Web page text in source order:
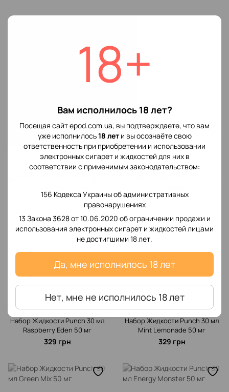
18+
Вам исполнилось 18 лет?
Посещая сайт epod.com.ua, вы подтверждаете, что вам
уже исполнилось18 лети вы осознаёте свою
ответственность при приобретении и использовании
электронных сигарет и жидкостей для них в
соответствии с применимым законодательством:
156 Кодекса Украины об административных
правонарушениях
13 Закона 3628 от 10.06.2020 об ограничении продажи и
использования электронных сигарет и жидкостей лицами
не достигшими 18 лет.
Да, мне исполнилось 18 лет
Нет, мне не исполнилось 18 лет
Набор Жидкости Punch 30 мл
X-Mint 50 мг
329 грн
Набор Жидкости Punch 30 мл
Sour Berries 50 мг
329 грн
Набор Жидкости Punch 30 мл
Raspberry Eden 50 мг
329 грн
Набор Жидкости Punch 30 мл
Mint Lemonade 50 мг
329 грн